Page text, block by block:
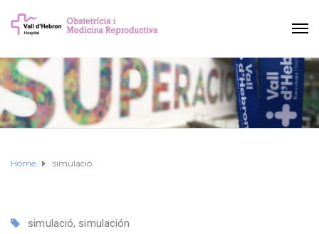
Home simulació
simulació, simulación